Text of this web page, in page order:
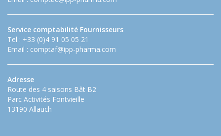
Service comptabilité Fournisseurs
Tel : +33 (0)4 91 05 05 21
Email : comptaf@ipp-pharma.com
Adresse
Route des 4 saisons Bât B2
Parc Activités Fontvieille
13190 Allauch